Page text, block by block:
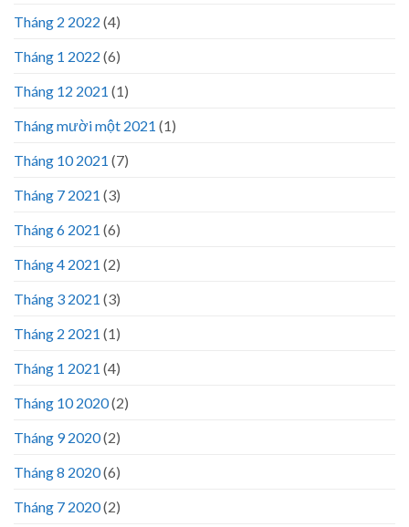
Tháng 2 2022 (4)
Tháng 1 2022 (6)
Tháng 12 2021 (1)
Tháng mười một 2021 (1)
Tháng 10 2021 (7)
Tháng 7 2021 (3)
Tháng 6 2021 (6)
Tháng 4 2021 (2)
Tháng 3 2021 (3)
Tháng 2 2021 (1)
Tháng 1 2021 (4)
Tháng 10 2020(2)
Tháng 9 2020(2)
Tháng 8 2020(6)
Tháng 7 2020(2)